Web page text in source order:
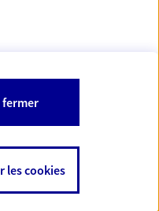
réservés
les cookies
fermer